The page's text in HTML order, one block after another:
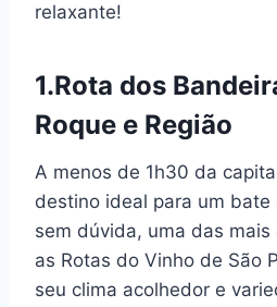
relaxante!
1.Rota dos
Roque e Região
A menos de 1h30 da
destino ideal para um
sem dúvida, uma das
as Rotas do Vinho de São
seu clima acolhedor e